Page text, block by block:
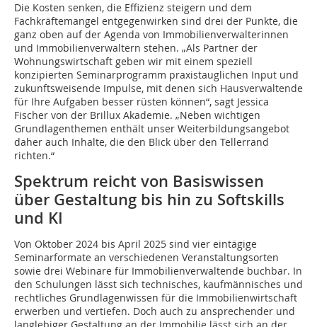
Die Kosten senken, die Effizienz steigern und dem
Fachkräftemangel entgegenwirken sind drei der Punkte, die
ganz oben auf der Agenda von Immobilienverwalterinnen
und Immobilienverwaltern stehen. „Als Partner der
Wohnungswirtschaft geben wir mit einem speziell
konzipierten Seminarprogramm praxistauglichen Input und
zukunftsweisende Impulse, mit denen sich Hausverwaltende
für Ihre Aufgaben besser rüsten können“, sagt Jessica
Fischer von der Brillux Akademie. „Neben wichtigen
Grundlagenthemen enthält unser Weiterbildungsangebot
daher auch Inhalte, die den Blick über den Tellerrand
richten.“
Spektrum reicht von Basiswissen
über Gestaltung bis hin zu Softskills
und KI
Von Oktober 2024 bis April 2025 sind vier eintägige
Seminarformate an verschiedenen Veranstaltungsorten
sowie drei Webinare für Immobilienverwaltende buchbar. In
den Schulungen lässt sich technisches, kaufmännisches und
rechtliches Grundlagenwissen für die Immobilienwirtschaft
erwerben und vertiefen. Doch auch zu ansprechender und